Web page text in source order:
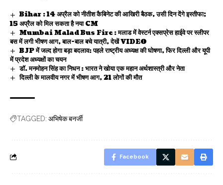
Bihar : 14 अप्रैल को नीतीश कैबिनेट की आखिरी बैठक, उसी दिन देंगे इस्तीफा;
15 अप्रैल को मिल सकता है नया CM
Mumbai Malad Bus Fire : मलाड में वेस्टर्न एक्सप्रेस हाईवे पर स्लीपर
बस में लगी भीषण आग, बाल-बाल बचे यात्री, देखें VIDEO
BJP में जल्द होगा बड़ा बदलाव: पहले राष्ट्रीय अध्यक्ष की घोषणा, फिर दिल्ली और यूपी
में प्रदेश अध्यक्षों का चयन
डॉ. मनमोहन सिंह का निधन : भारत ने खोया एक महान अर्थशास्त्री और नेता
दिल्ली के मालवीय नगर में भीषण आग, 21 लोगों की मौत
TAGGED: अभिषेक बनर्जी
Facebook